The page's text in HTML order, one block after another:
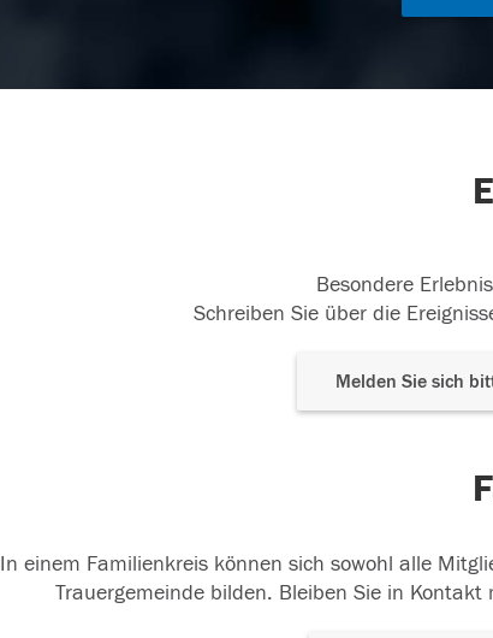
Besondere
Schreiben Sie über die
Melden Sie sich
In einem Familienkreis können sich sowohl alle
Trauergemeinde bilden. Bleiben Sie in